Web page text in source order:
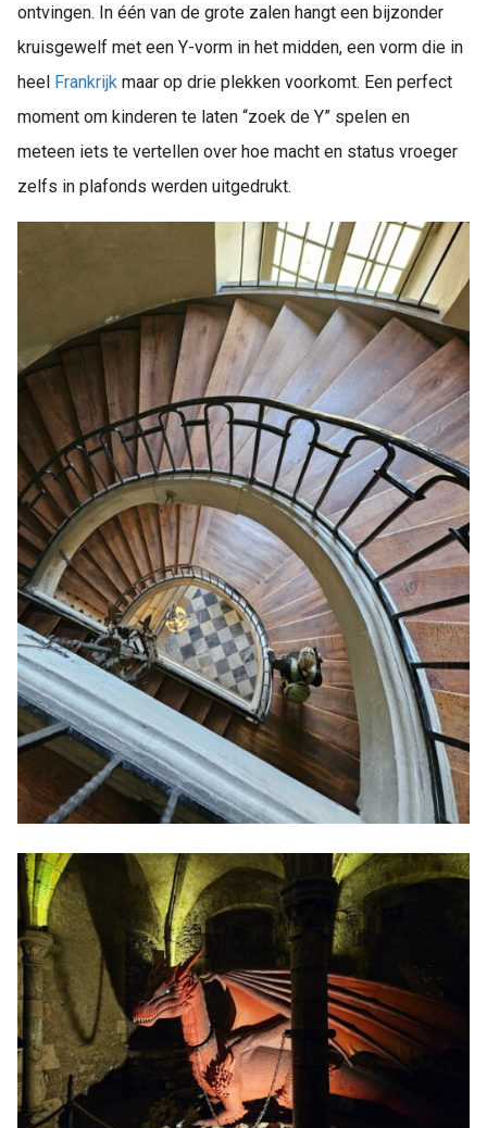
ontvingen. In één van de grote zalen hangt een bijzonder
kruisgewelf met een Y-vorm in het midden, een vorm die in
heel Frankrijk maar op drie plekken voorkomt. Een perfect
moment om kinderen te laten “zoek de Y” spelen en
meteen iets te vertellen over hoe macht en status vroeger
zelfs in plafonds werden uitgedrukt.